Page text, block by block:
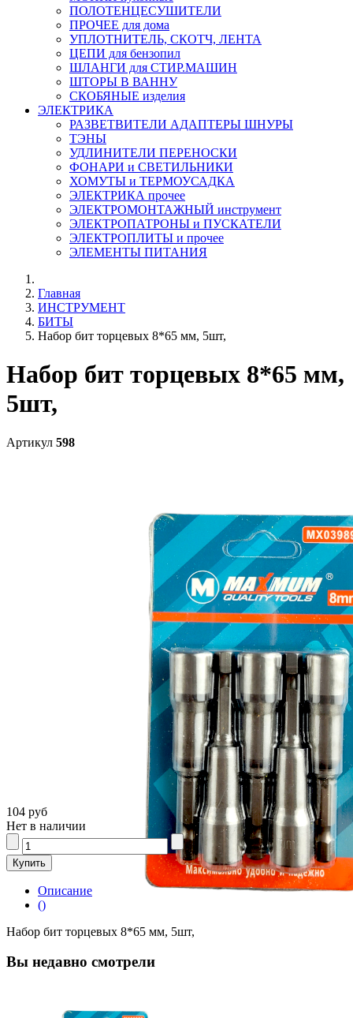
ПОЛОТЕНЦЕСУШИТЕЛИ
ПРОЧЕЕ для дома
УПЛОТНИТЕЛЬ, СКОТЧ, ЛЕНТА
ЦЕПИ для бензопил
ШЛАНГИ для СТИР.МАШИН
ШТОРЫ В ВАННУ
СКОБЯНЫЕ изделия
ЭЛЕКТРИКА
РАЗВЕТВИТЕЛИ АДАПТЕРЫ ШНУРЫ
ТЭНЫ
УДЛИНИТЕЛИ ПЕРЕНОСКИ
ФОНАРИ и СВЕТИЛЬНИКИ
ХОМУТЫ и ТЕРМОУСАДКА
ЭЛЕКТРИКА прочее
ЭЛЕКТРОМОНТАЖНЫЙ инструмент
ЭЛЕКТРОПАТРОНЫ и ПУСКАТЕЛИ
ЭЛЕКТРОПЛИТЫ и прочее
ЭЛЕМЕНТЫ ПИТАНИЯ
Главная
ИНСТРУМЕНТ
БИТЫ
Набор бит торцевых 8*65 мм, 5шт,
Набор бит торцевых 8*65 мм,
5шт,
Артикул 598
104 руб
Нет в наличии
Описание
()
Набор бит торцевых 8*65 мм, 5шт,
Вы недавно смотрели